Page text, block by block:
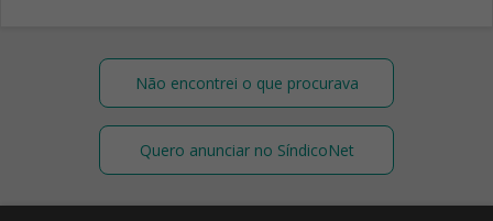
Não encontrei o que procurava
Quero anunciar no SíndicoNet